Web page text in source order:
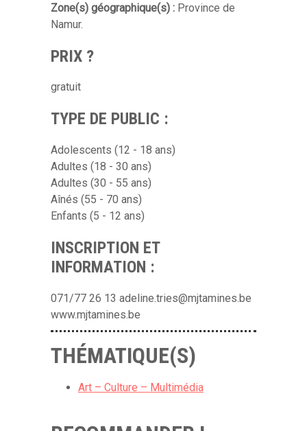
Zone(s) géographique(s) : Province de
Namur.
PRIX ?
gratuit
TYPE DE PUBLIC :
Adolescents (12 - 18 ans)
Adultes (18 - 30 ans)
Adultes (30 - 55 ans)
Aînés (55 - 70 ans)
Enfants (5 - 12 ans)
INSCRIPTION ET
INFORMATION :
071/77 26 13 adeline.tries@mjtamines.be
www.mjtamines.be
THÉMATIQUE(S)
Art – Culture – Multimédia